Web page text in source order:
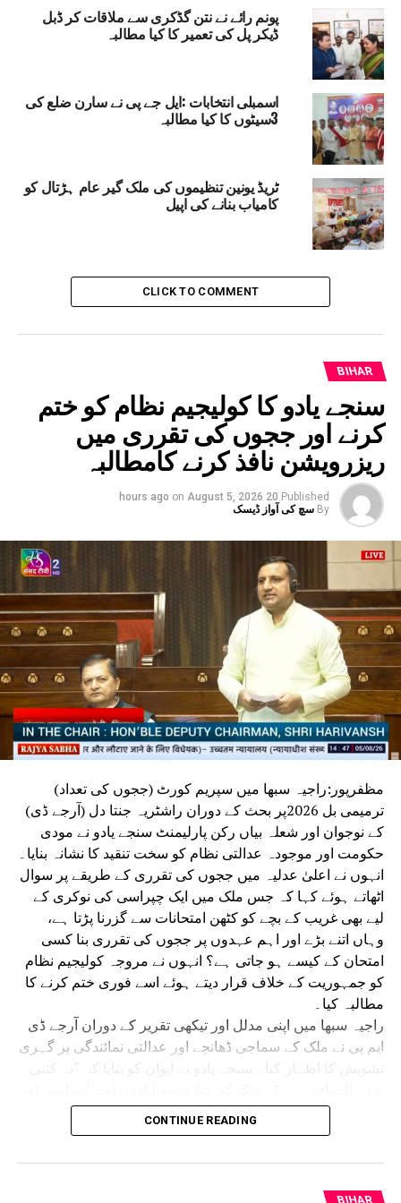
لوگوں کو اعزاز دیتا ہے۔
RELATED TOPICS:
ORMER PRESIDENT AND MISSILE MAN DR. APJ KALAM
SARAN NEWS
TARIQ ANWAR KALAM YOUTH LEADERSHIP AWARD WINNER
UP
میں 70 ہزار کروڑ کاہوا گھوٹالہ :پون کھیڑا
DON'T MISS
بہار کا سسٹم بھگوان بھروسے ،کتے کے بعدٹریکٹر کے نام پر
رہائش سرٹیفکیٹ کی درخواست پر تیجسوی کاسرکار پر
حملہ
پونم رائے نے نتن گڈکری سے ملاقات کر ڈبل
ڈیکر پل کی تعمیر کا کیا مطالبہ
اسمبلی انتخابات :ایل جے پی نے سارن ضلع کی
3سیٹوں کا کیا مطالبہ
ٹریڈ یونین تنظیموں کی ملک گیر عام ہڑتال کو
کامیاب بنانے کی اپیل
CLICK TO COMMENT
BIHAR
سنجے یادو کا کولیجیم نظام کو ختم
کرنے اور ججوں کی تقرری میں
ریزرویشن نافذ کرنے کامطالبہ
Published
20 hours ago
on August 5, 2026
By سچ کی آواز ڈیسک
مظفرپور:راجیہ سبھا میں سپریم کورٹ (ججوں کی تعداد)
ترمیمی بل 2026پر بحث کے دوران راشٹریہ جنتا دل (آرجے ڈی)
کے نوجوان اور شعلہ بیاں رکن پارلیمنٹ سنجے یادو نے مودی
حکومت اور موجودہ عدالتی نظام کو سخت تنقید کا نشانہ بنایا۔
انہوں نے اعلیٰ عدلیہ میں ججوں کی تقرری کے طریقے پر سوال
اٹھاتے ہوئے کہا کہ جس ملک میں ایک چپراسی کی نوکری کے
لیے بھی غریب کے بچے کو کٹھن امتحانات سے گزرنا پڑتا ہے،
وہاں اتنے بڑے اور اہم عہدوں پر ججوں کی تقرری بنا کسی
امتحان کے کیسے ہو جاتی ہے؟ انہوں نے مروجہ کولیجیم نظام
کو جمہوریت کے خلاف قرار دیتے ہوئے اسے فوری ختم کرنے کا
مطالبہ کیا۔
راجیہ سبھا میں اپنی مدلل اور تیکھی تقریر کے دوران آرجے ڈی
ایم پی نے ملک کے سماجی ڈھانچے اور عدالتی نمائندگی پر گہری
پسماندہ طبقات (او بی سی ایس سی ٹی) پر مشتمل ہے، لیکن
جب ہم اعلیٰ عدلیہ (ہائی کورٹس اور سپریم کورٹ) کی طرف
سماجی انصاف کو یقینی بنانے کے لیے ججوں کی تقرری میں
CONTINUE READING
BIHAR